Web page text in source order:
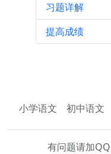
习题详解
提高成绩
小学语文 初中语文
有问题请加